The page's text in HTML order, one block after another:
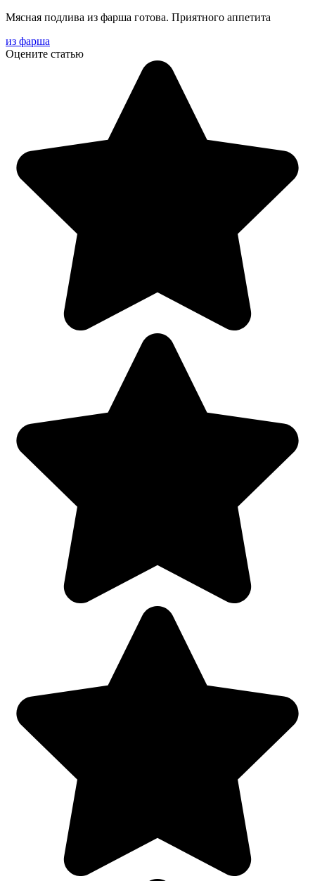
Мясная подлива из фарша готова. Приятного аппетита
из фарша
Оцените статью